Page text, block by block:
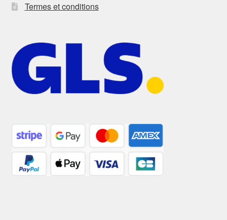
Termes et conditions